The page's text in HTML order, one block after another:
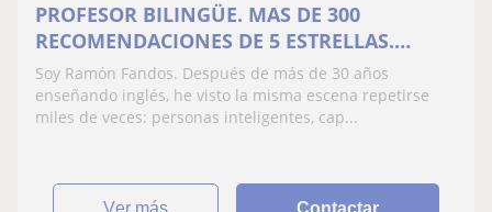
PROFESOR BILINGÜE. MAS DE 300
RECOMENDACIONES DE 5 ESTRELLAS.
DESDE 20€/mes
Soy Ramón Fandos. Después de más de 30 años
enseñando inglés, he visto la misma escena repetirse
miles de veces: personas inteligentes, cap...
ver más Contactar